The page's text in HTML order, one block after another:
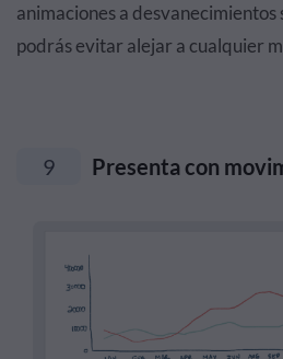
animaciones a desvanecimientos
podrás evitar alejar a cualquier
9 Presenta con